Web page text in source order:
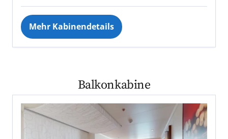
Mehr Kabinendetails
Balkonkabine